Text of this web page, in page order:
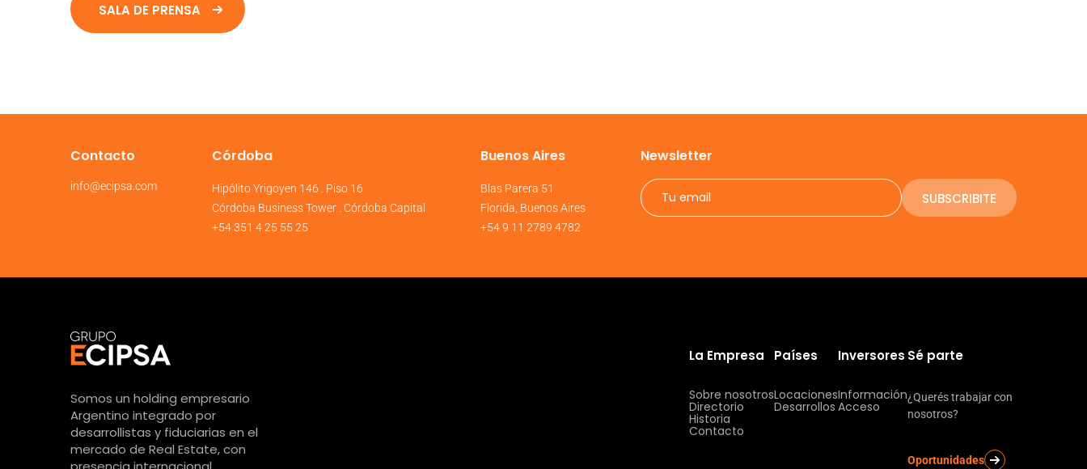
SALA DE PRENSA
Contacto
info@ecipsa.com
Córdoba
Hipólito Yrigoyen 146 . Piso 16
Córdoba Business Tower . Córdoba Capital
+54 351 4 25 55 25
Buenos Aires
Blas Parera 51
Florida, Buenos Aires
+54 9 11 2789 4782
Newsletter
SUBSCRIBITE
Somos un holding empresario
Argentino integrado por
desarrollistas y fiduciarias en el
mercado de Real Estate, con
La Empresa
Sobre nosotros
Directorio
Historia
Contacto
Países
Locaciones
Desarrollos
Inversores
Información
Acceso
Sé parte
¿Querés trabajar con
nosotros?
Oportunidades